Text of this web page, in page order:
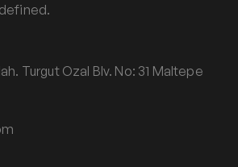
Turgut Ozal Blv. No: 31 Maltepe